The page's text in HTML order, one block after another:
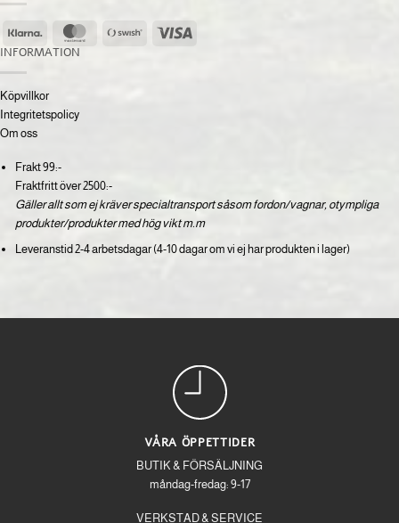
Klarna MasterCardSwish
INFORMATION
Köpvillkor
Integritetspolicy
Om oss
Frakt 99:-
Fraktfritt över 2500:-
Gäller allt som ej kräver specialtransport såsom fordon/vagnar, otympliga
produkter/produkter med hög vikt m.m
Leveranstid 2-4 arbetsdagar (4-10 dagar om vi ej har produkten i lager)
VÅRA ÖPPETTIDER
BUTIK & FÖRSÄLJNING
måndag-fredag: 9-17
VERKSTAD & SERVICE